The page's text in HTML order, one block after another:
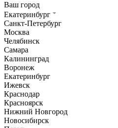
Ваш город
Екатеринбург
Санкт-Петербург
Москва
Челябинск
Самара
Калининград
Воронеж
Екатеринбург
Ижевск
Краснодар
Красноярск
Нижний Новгород
Новосибирск